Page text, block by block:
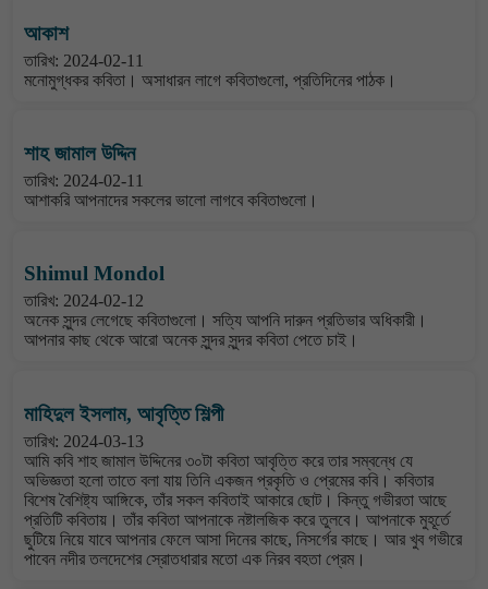
আকাশ
তারিখ: 2024-02-11
মনোমুগ্ধকর কবিতা। অসাধারন লাগে কবিতাগুলো, প্রতিদিনের পাঠক।
শাহ জামাল উদ্দিন
তারিখ: 2024-02-11
আশাকরি আপনাদের সকলের ভালো লাগবে কবিতাগুলো।
Shimul Mondol
তারিখ: 2024-02-12
অনেক সুন্দর লেগেছে কবিতাগুলো। সত্যি আপনি দারুন প্রতিভার অধিকারী।
আপনার কাছ থেকে আরো অনেক সুন্দর সুন্দর কবিতা পেতে চাই।
মাহিদুল ইসলাম, আবৃত্তি শিল্পী
তারিখ: 2024-03-13
আমি কবি শাহ জামাল উদ্দিনের ৩০টা কবিতা আবৃত্তি করে তার সম্বন্ধে যে
অভিজ্ঞতা হলো তাতে বলা যায় তিনি একজন প্রকৃতি ও প্রেমের কবি। কবিতার
বিশেষ বৈশিষ্ট্য আঙ্গিকে, তাঁর সকল কবিতাই আকারে ছোট। কিন্তু গভীরতা আছে
প্রতিটি কবিতায়। তাঁর কবিতা আপনাকে নষ্টালজিক করে তুলবে। আপনাকে মুহূর্তে
ছুটিয়ে নিয়ে যাবে আপনার ফেলে আসা দিনের কাছে, নিসর্গের কাছে। আর খুব গভীরে
পাবেন নদীর তলদেশের স্রোতধারার মতো এক নিরব বহতা প্রেম।